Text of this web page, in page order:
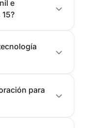
e
para